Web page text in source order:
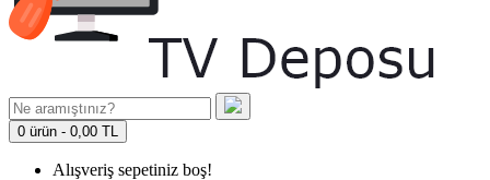
0 ürün - 0,00 TL
Alışveriş sepetiniz boş!